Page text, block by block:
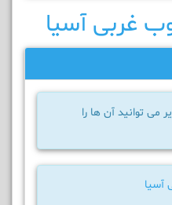
غربی آسیا
می توانید آن ها را
آسیا